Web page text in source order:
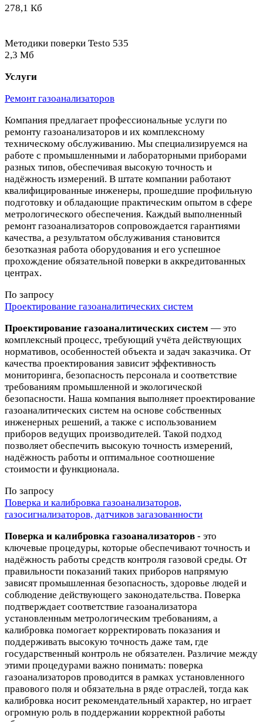
278,1 Кб
Методики поверки Testo 535
2,3 Мб
Услуги
Ремонт газоанализаторов
Компания предлагает профессиональные услуги по
ремонту газоанализаторов и их комплексному
техническому обслуживанию. Мы специализируемся на
работе с промышленными и лабораторными приборами
разных типов, обеспечивая высокую точность и
надёжность измерений. В штате компании работают
квалифицированные инженеры, прошедшие профильную
подготовку и обладающие практическим опытом в сфере
метрологического обеспечения. Каждый выполненный
ремонт газоанализаторов сопровождается гарантиями
качества, а результатом обслуживания становится
безотказная работа оборудования и его успешное
прохождение обязательной поверки в аккредитованных
центрах.
По запросу
Проектирование газоаналитических систем
Проектирование газоаналитических систем — это
комплексный процесс, требующий учёта действующих
нормативов, особенностей объекта и задач заказчика. От
качества проектирования зависит эффективность
мониторинга, безопасность персонала и соответствие
требованиям промышленной и экологической
безопасности. Наша компания выполняет проектирование
газоаналитических систем на основе собственных
инженерных решений, а также с использованием
приборов ведущих производителей. Такой подход
позволяет обеспечить высокую точность измерений,
надёжность работы и оптимальное соотношение
стоимости и функционала.
По запросу
Поверка и калибровка газоанализаторов,
газосигнализаторов, датчиков загазованности
Поверка и калибровка газоанализаторов - это
ключевые процедуры, которые обеспечивают точность и
надёжность работы средств контроля газовой среды. От
правильности показаний таких приборов напрямую
зависят промышленная безопасность, здоровье людей и
соблюдение действующего законодательства. Поверка
подтверждает соответствие газоанализатора
установленным метрологическим требованиям, а
калибровка помогает корректировать показания и
поддерживать высокую точность даже там, где
государственный контроль не обязателен. Различие между
этими процедурами важно понимать: поверка
газоанализаторов проводится в рамках установленного
правового поля и обязательна в ряде отраслей, тогда как
калибровка носит рекомендательный характер, но играет
огромную роль в поддержании корректной работы